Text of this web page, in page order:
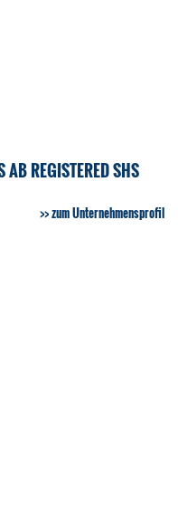
AB REGISTERED SHS
zum Unternehmensprofil